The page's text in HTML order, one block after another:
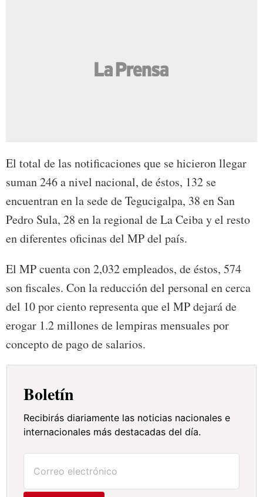
El total de las notificaciones que se hicieron llegar
suman 246 a nivel nacional, de éstos, 132 se
encuentran en la sede de Tegucigalpa, 38 en San
Pedro Sula, 28 en la regional de La Ceiba y el resto
en diferentes oficinas del MP del país.
El MP cuenta con 2,032 empleados, de éstos, 574
son fiscales. Con la reducción del personal en cerca
del 10 por ciento representa que el MP dejará de
erogar 1.2 millones de lempiras mensuales por
concepto de pago de salarios.
Boletín
Recibirás diariamente las noticias nacionales e
internacionales más destacadas del día.